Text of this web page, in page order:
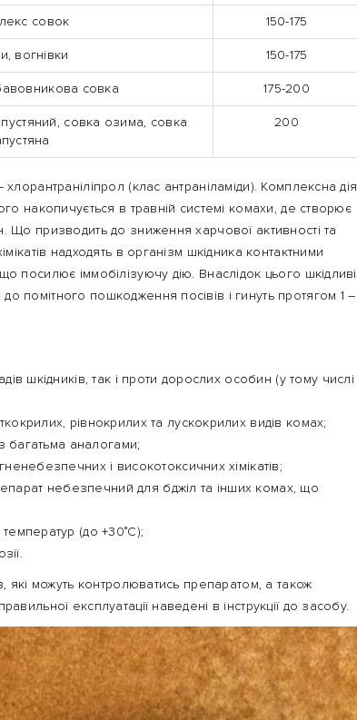
совок 150-175
вогнівки 150-175
совка 175-200
совка озима, совка
200
(клас антраніламіди). Комплексна дія
накопичується в травній системі комахи, де створює
Що призводить до зниження харчової активності та
надходять в організм шкідника контактними
посилює іммобілізуючу дію. Внаслідок цього шкідливі
помітного пошкодження посівів і гинуть протягом 1 –
шкідників, так і проти дорослих особин (у тому числі
рівнокрилих та лускокрилих видів комах;
багатьма аналогами;
і високотоксичних хімікатів;
небезпечний для бджіл та інших комах, що
(до +30˚С);
які можуть контролюватись препаратом, а також
експлуатації наведені в інструкції до засобу.